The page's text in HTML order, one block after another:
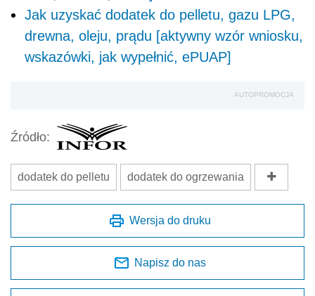
Jak uzyskać dodatek do pelletu, gazu LPG,
drewna, oleju, prądu [aktywny wzór wniosku,
wskazówki, jak wypełnić, ePUAP]
AUTOPROMOCJA
Źródło:
dodatek do pelletu dodatek do ogrzewania
Wersja do druku
Napisz do nas